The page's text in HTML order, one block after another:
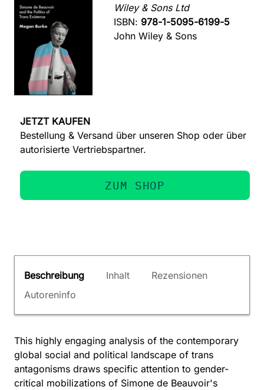
Wiley & Sons Ltd
ISBN: 978-1-5095-6199-5
John Wiley & Sons
JETZT KAUFEN
Bestellung & Versand über unseren Shop oder über
autorisierte Vertriebspartner.
ZUM SHOP
Beschreibung Inhalt
Rezensionen
Autoreninfo
This highly engaging analysis of the contemporary
global social and political landscape of trans
antagonisms draws specific attention to gender-
critical mobilizations of Simone de Beauvoir's